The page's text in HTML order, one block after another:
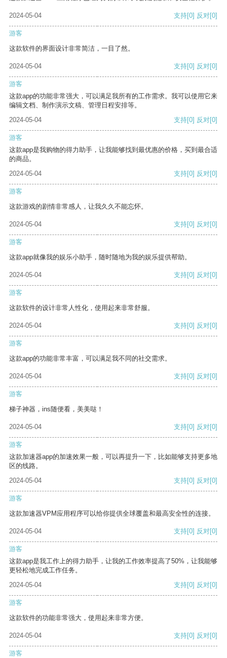
2024-05-04 支持[0] 反对[0]
游客
这款软件的界面设计非常简洁，一目了然。
2024-05-04 支持[0] 反对[0]
游客
这款app的功能非常强大，可以满足我所有的工作需求。我可以使用它来
编辑文档、制作演示文稿、管理日程安排等。
2024-05-04
支持[0] 反对[0]
游客
这款app是我购物的得力助手，让我能够找到最优惠的价格，买到最合适
的商品。
2024-05-04
支持[0] 反对[0]
游客
这款游戏的剧情非常感人，让我久久不能忘怀。
2024-05-04 支持[0] 反对[0]
游客
这款app就像我的娱乐小助手，随时随地为我的娱乐提供帮助。
2024-05-04 支持[0] 反对[0]
游客
这款软件的设计非常人性化，使用起来非常舒服。
2024-05-04 支持[0] 反对[0]
游客
这款app的功能非常丰富，可以满足我不同的社交需求。
2024-05-04 支持[0] 反对[0]
游客
梯子神器，ins随便看，美美哒！
2024-05-04 支持[0] 反对[0]
游客
这款加速器app的加速效果一般，可以再提升一下，比如能够支持更多地
区的线路。
2024-05-04
支持[0] 反对[0]
游客
这款加速器VPM应用程序可以给你提供全球覆盖和最高安全性的连接。
2024-05-04 支持[0] 反对[0]
游客
这款app是我工作上的得力助手，让我的工作效率提高了50%，让我能够
更轻松地完成工作任务。
2024-05-04
支持[0] 反对[0]
游客
这款软件的功能非常强大，使用起来非常方便。
2024-05-04 支持[0] 反对[0]
游客